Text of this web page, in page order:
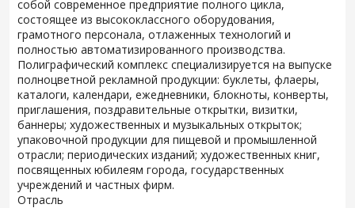
собой современное предприятие полного цикла,
состоящее из высококлассного оборудования,
грамотного персонала, отлаженных технологий и
полностью автоматизированного производства.
Полиграфический комплекс специализируется на выпуске
полноцветной рекламной продукции: буклеты, флаеры,
каталоги, календари, ежедневники, блокноты, конверты,
приглашения, поздравительные открытки, визитки,
баннеры; художественных и музыкальных открыток;
упаковочной продукции для пищевой и промышленной
отрасли; периодических изданий; художественных книг,
посвященных юбилеям города, государственных
учреждений и частных фирм.
Отрасль